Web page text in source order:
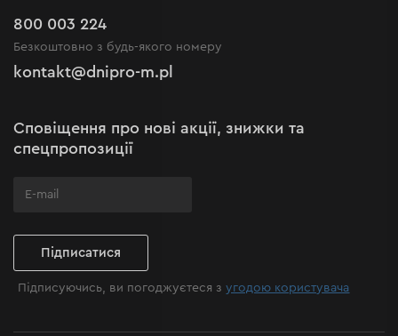
Регламент інтернет-магазину
Політика конфіденційності
Гарантія та сервіс
Рекламації та скарги
Налаштування cookies
Поширені запитання
Новинки
800 003 224
Безкоштовно з будь-якого номеру
kontakt@dnipro-m.pl
Сповіщення про нові акції, знижки та
спецпропозиції
Підписатися
Підписуючись, ви погоджуєтеся зугодою користувача